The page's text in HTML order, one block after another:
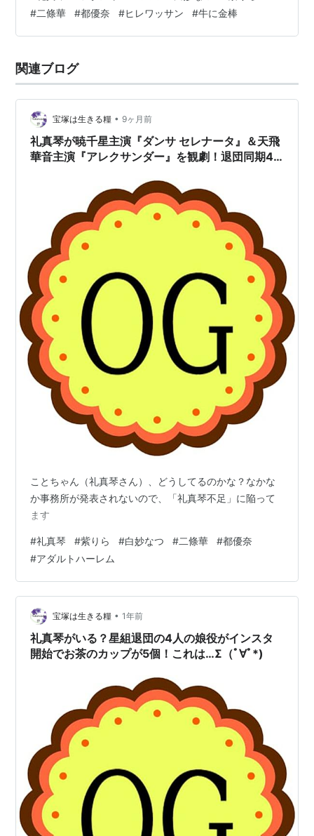
#二條華 #都優奈 #ヒレワッサン #牛に金棒
関連ブログ
宝塚は生きる糧 • 9ヶ月前
礼真琴が暁千星主演『ダンサ セレナータ』＆天飛
華音主演『アレクサンダー』を観劇！退団同期4
ことちゃん（礼真琴さん）、どうしてるのかな？なかな
か事務所が発表されないので、「礼真琴不足」に陥って
ます
#礼真琴 #紫りら #白妙なつ #二條華 #都優奈
#アダルトハーレム
宝塚は生きる糧 • 1年前
礼真琴がいる？星組退団の4人の娘役がインスタ
開始でお茶のカップが5個！これは…Σ（ﾟ∀ﾟ*)